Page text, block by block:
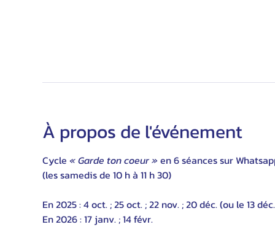
À propos de l'événement
Cycle « Garde ton coeur » en 6 séances sur
(les samedis de 10 h à 11 h 30)
En 2025 : 4 oct. ; 25 oct. ; 22 nov. ; 20 déc. (ou le 13
En 2026 : 17 janv. ; 14 févr.